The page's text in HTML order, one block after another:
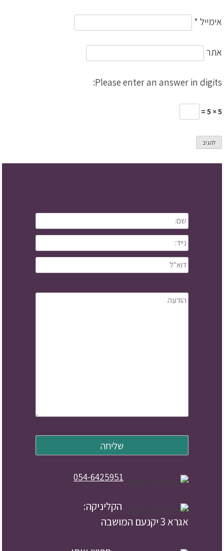
אימייל*
אתר
Please enter an answer in digits:
5 × 5 =
054-6425951
הקליניקה:
אגרא 3 יקנעם המושבה